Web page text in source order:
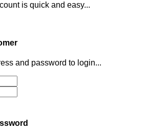
is quick and easy...
and password to login...